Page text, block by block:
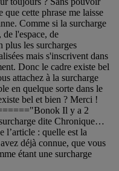
que cette phrase me laisse
Comme si la surcharge
l'espace, de
plus les surcharges
mais s'inscrivent dans
Donc le cadre existe bel
attachez à la surcharge
en quelque sorte dans le
bel et bien ? Merci !
Il y a 2
dite Chronique…
l’article : quelle est la
déjà connue, que vous
étant une surcharge